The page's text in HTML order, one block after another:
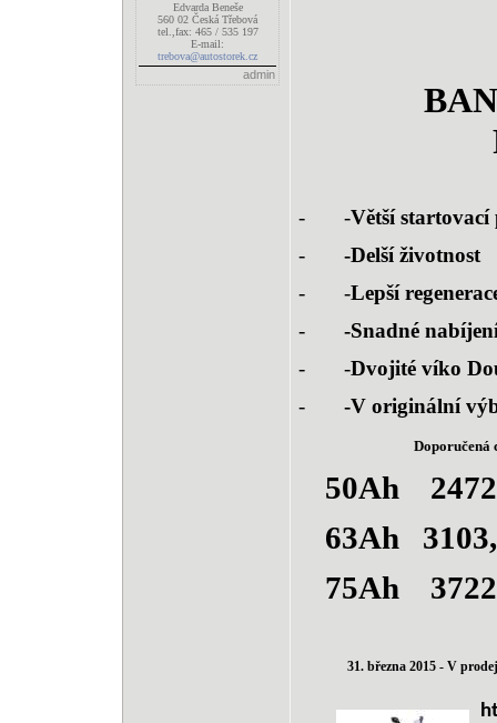
Edvarda Beneše
560 02 Česká Třebová
tel.,fax: 465 / 535 197
E-mail:
trebova@autostorek.cz
admin
- -Větší
-
-Delší životnost
- -Lepší
-
-Snadné
- -Dvojité víko
-
-V originální
Doporučená
50Ah
63Ah
75Ah
31. března 2015 - V